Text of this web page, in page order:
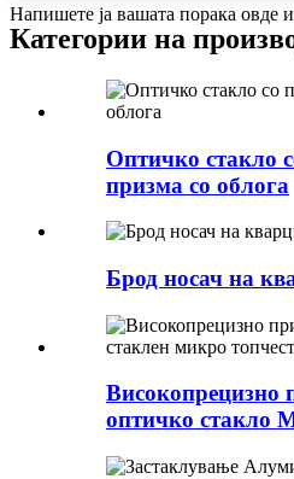
Напишете ја вашата порака овде и
Категории на
Оптичко стакло
призма со облога
Брод носач на
Високопрецизно
оптичко стакло